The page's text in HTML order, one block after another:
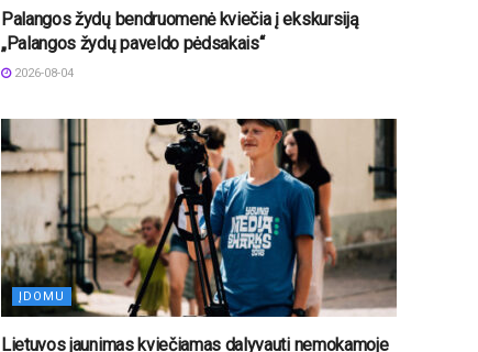
Palangos žydų bendruomenė kviečia į ekskursiją
„Palangos žydų paveldo pėdsakais“
2026-08-04
ĮDOMU
Lietuvos jaunimas kviečiamas dalyvauti nemokamoje